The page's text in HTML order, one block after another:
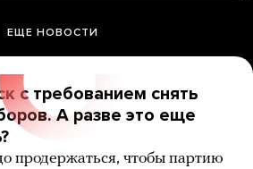
ЕЩЕ НОВОСТИ
с требованием снять
А разве это еще
продержаться, чтобы партию